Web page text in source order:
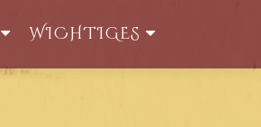
WICHTIGES